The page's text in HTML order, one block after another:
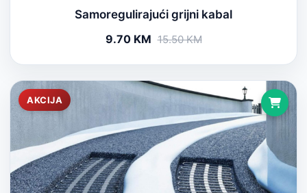
Samoregulirajući grijni kabal
9.70 KM 15.50 KM
AKCIJA